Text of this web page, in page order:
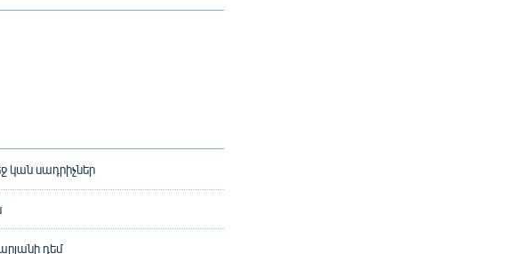
կան սադրիչներ
դեմ